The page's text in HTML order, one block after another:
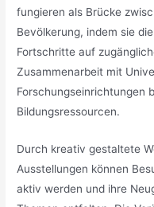
fungieren als Brücke
Bevölkerung, indem sie
Fortschritte auf
Zusammenarbeit mit
Forschungseinrichtungen
Bildungsressourcen.
Durch kreativ gestaltete
Ausstellungen können
aktiv werden und ihre